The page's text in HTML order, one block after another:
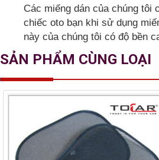
Các miếng dán của chúng
chiếc oto bạn khi sử dụng
này của chúng tôi có độ bền
SẢN PHẨM CÙNG LOẠI